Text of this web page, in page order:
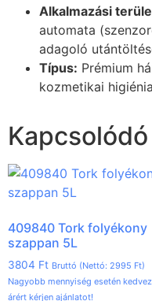
Alkalmazási
automata
adagoló
Típus: Prémium
kozmetikai
409840 Tork folyékony
szappan 5L
3804 Ft Bruttó (Nettó: 2995 Ft)
Nagyobb mennyiség esetén
árért kérjen ajánlatot!